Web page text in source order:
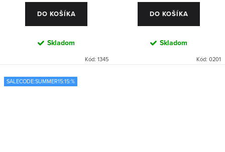
DO KOŠÍKA
Skladom
Kód: 1345
DO KOŠÍKA
Skladom
Kód: 0201
SALECODE:SUMMER15:15:%